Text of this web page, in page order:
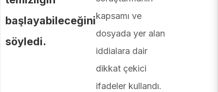
başlayabileceğini
söyledi.
kapsamı ve
dosyada yer alan
iddialara dair
dikkat çekici
ifadeler kullandı.